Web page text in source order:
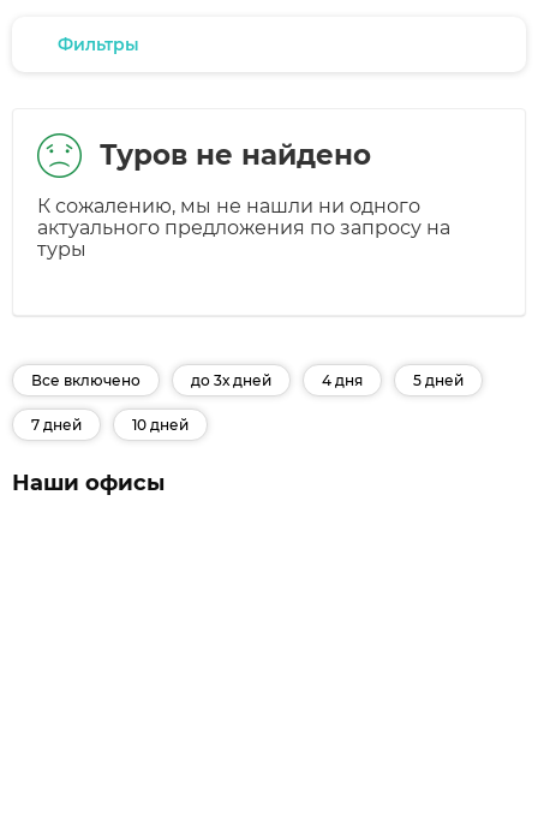
Фильтры
Туров не найдено
К сожалению, мы не нашли ни одного
актуального предложения по запросу на
туры
Все включено до 3х дней 4 дня 5 дней
7 дней 10 дней
Наши офисы